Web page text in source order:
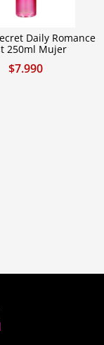
Daily Romance
250ml Mujer
$7.990